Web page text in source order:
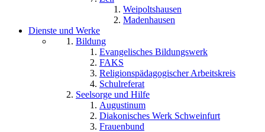
Weipoltshausen
Madenhausen
Dienste und Werke
Bildung
Evangelisches Bildungswerk
FAKS
Religionspädagogischer Arbeitskreis
Schulreferat
Seelsorge und Hilfe
Augustinum
Diakonisches Werk Schweinfurt
Frauenbund